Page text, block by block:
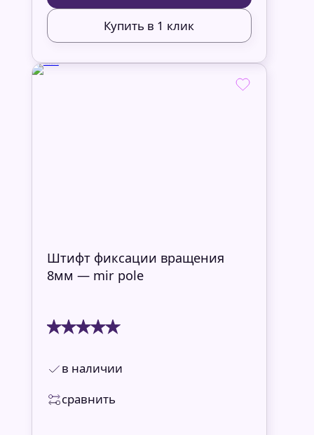
Купить в 1 клик
Штифт фиксации вращения
8мм — mir pole
в наличии
сравнить